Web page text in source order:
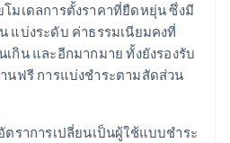
มเดลการตั้งราคาที่ยืดหยุ่น ซึ่งมี
แบ่งระดับ ค่าธรรมเนียมคงที่
กิน และอีกมากมาย ทั้งยังรองรับ
นฟรี การแบ่งชำระตามสัดส่วน
ตราการเปลี่ยนเป็นผู้ใช้แบบชำระ